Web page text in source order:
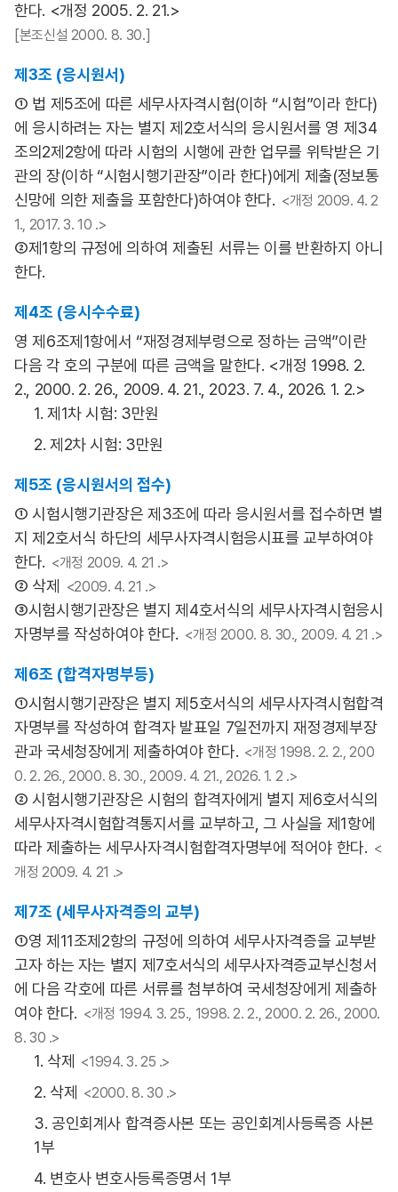
한다. <개정 2005. 2. 21.>
[본조신설 2000. 8. 30.]
제3조 (응시원서)
① 법 제5조에 따른 세무사자격시험(이하 “시험”이라 한다)
에 응시하려는 자는 별지 제2호서식의 응시원서를 영 제34
조의2제2항에 따라 시험의 시행에 관한 업무를 위탁받은 기
관의 장(이하 “시험시행기관장”이라 한다)에게 제출(정보통
신망에 의한 제출을 포함한다)하여야 한다. <개정 2009. 4. 2
1., 2017. 3. 10 .>
②제1항의 규정에 의하여 제출된 서류는 이를 반환하지 아니
한다.
제4조 (응시수수료)
영 제6조제1항에서 “재정경제부령으로 정하는 금액”이란
다음 각 호의 구분에 따른 금액을 말한다. <개정 1998. 2.
2., 2000. 2. 26., 2009. 4. 21., 2023. 7. 4., 2026. 1. 2.>
1. 제1차 시험: 3만원
2. 제2차 시험: 3만원
제5조 (응시원서의 접수)
① 시험시행기관장은 제3조에 따라 응시원서를 접수하면 별
지 제2호서식 하단의 세무사자격시험응시표를 교부하여야
한다. <개정 2009. 4. 21 .>
② 삭제 <2009. 4. 21 .>
③시험시행기관장은 별지 제4호서식의 세무사자격시험응시
자명부를 작성하여야 한다. <개정 2000. 8. 30., 2009. 4. 21 .>
제6조 (합격자명부등)
①시험시행기관장은 별지 제5호서식의 세무사자격시험합격
자명부를 작성하여 합격자 발표일 7일전까지 재정경제부장
관과 국세청장에게 제출하여야 한다. <개정 1998. 2. 2., 200
0. 2. 26., 2000. 8. 30., 2009. 4. 21., 2026. 1. 2 .>
② 시험시행기관장은 시험의 합격자에게 별지 제6호서식의
세무사자격시험합격통지서를 교부하고, 그 사실을 제1항에
따라 제출하는 세무사자격시험합격자명부에 적어야 한다. <
개정 2009. 4. 21 .>
제7조 (세무사자격증의 교부)
①영 제11조제2항의 규정에 의하여 세무사자격증을 교부받
고자 하는 자는 별지 제7호서식의 세무사자격증교부신청서
에 다음 각호에 따른 서류를 첨부하여 국세청장에게 제출하
여야 한다. <개정 1994. 3. 25., 1998. 2. 2., 2000. 2. 26., 2000.
8. 30 .>
1. 삭제 <1994. 3. 25 .>
2. 삭제 <2000. 8. 30 .>
3. 공인회계사 합격증사본 또는 공인회계사등록증 사본
1부
4. 변호사 변호사등록증명서 1부